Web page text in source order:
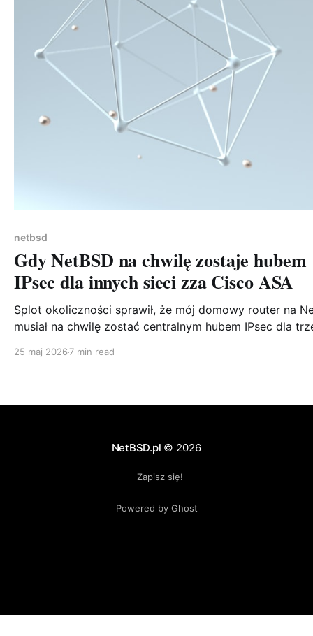
netbsd
Gdy NetBSD na chwilę zostaje hubem
IPsec dla innych sieci zza Cisco ASA
Splot okoliczności sprawił, że mój domowy router na
musiał na chwilę zostać centralnym hubem IPsec dla
wysłużonego racoona, za to ze strongSwanem.
25 maj 2026 7 min read
NetBSD.pl © 2026
Zapisz się!
Powered by Ghost